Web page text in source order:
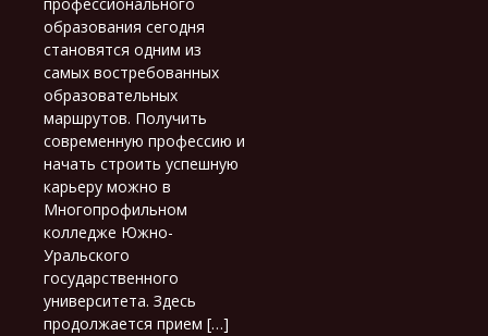
профессионального
образования сегодня
становятся одним из
самых востребованных
образовательных
маршрутов. Получить
современную профессию и
начать строить успешную
карьеру можно в
Многопрофильном
колледже Южно-
Уральского
государственного
университета. Здесь
продолжается прием […]